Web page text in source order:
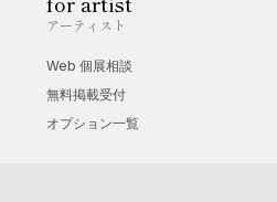
アーティスト
Web 個展相談
無料掲載受付
オプション一覧